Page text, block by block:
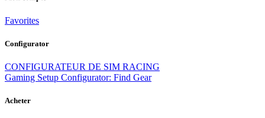
Favorites
Configurator
CONFIGURATEUR DE SIM RACING
Gaming Setup Configurator: Find Gear
Acheter